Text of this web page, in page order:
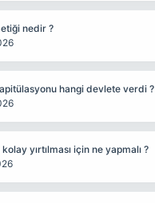
nedir ?
hangi devlete verdi ?
kolay yırtılması için ne yapmalı ?